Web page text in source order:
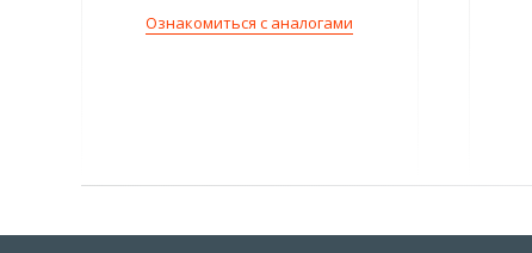
Ознакомиться с аналогами